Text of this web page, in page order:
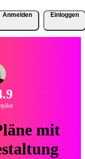
Anmelden Einloggen
mit